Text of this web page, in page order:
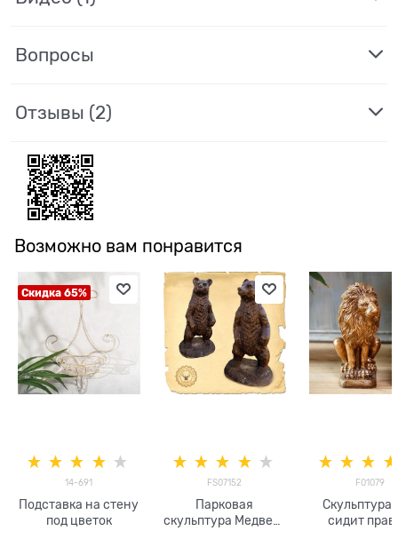
Вопросы
Отзывы (2)
Возможно вам понравится
Скидка 65%
14-691
Подставка на стену
под цветок
FS07152
Парковая
скульптура Медведь
F01079
Скульптура
сидит